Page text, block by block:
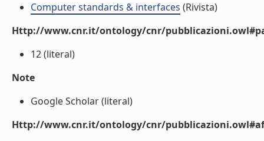
Computer standards & interfaces (Rivista)
Http://www.cnr.it/ontology/cnr/
12 (literal)
Note
Google Scholar (literal)
Http://www.cnr.it/ontology/cnr/